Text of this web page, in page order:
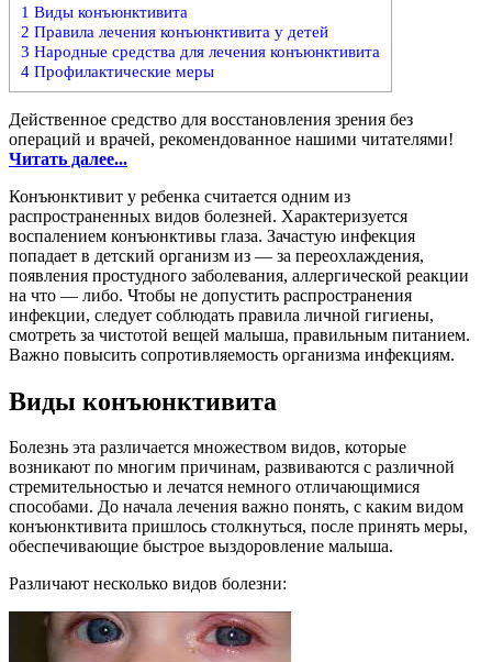
1 Виды конъюнктивита
2 Правила лечения конъюнктивита у детей
3 Народные средства для лечения конъюнктивита
4 Профилактические меры
Действенное средство для восстановления зрения без
операций и врачей, рекомендованное нашими читателями!
Читать далее...
Конъюнктивит у ребенка считается одним из
распространенных видов болезней. Характеризуется
воспалением конъюнктивы глаза. Зачастую инфекция
попадает в детский организм из — за переохлаждения,
появления простудного заболевания, аллергической реакции
на что — либо. Чтобы не допустить распространения
инфекции, следует соблюдать правила личной гигиены,
смотреть за чистотой вещей малыша, правильным питанием.
Важно повысить сопротивляемость организма инфекциям.
Виды конъюнктивита
Болезнь эта различается множеством видов, которые
возникают по многим причинам, развиваются с различной
стремительностью и лечатся немного отличающимися
способами. До начала лечения важно понять, с каким видом
конъюнктивита пришлось столкнуться, после принять меры,
обеспечивающие быстрое выздоровление малыша.
Различают несколько видов болезни: